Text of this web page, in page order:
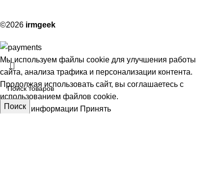
©2026 irmgeek
Поиск
Мы используем файлы cookie для улучшения работы
сайта, анализа трафика и персонализации контента.
Продолжая использовать сайт, вы соглашаетесь с
использованием файлов cookie.
Больше информации Принять